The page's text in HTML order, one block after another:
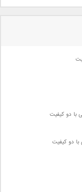
با دو کیفیت
دو کیفیت